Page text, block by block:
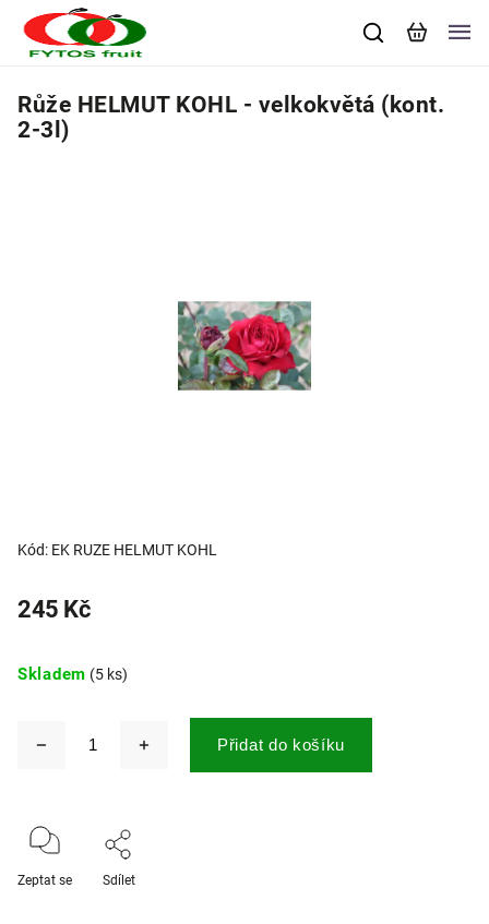
Růže HELMUT KOHL - velkokvětá (kont.
2-3l)
Kód: EK RUZE HELMUT KOHL
245 Kč
Skladem (5 ks)
Přidat do košíku
Zeptat se Sdílet